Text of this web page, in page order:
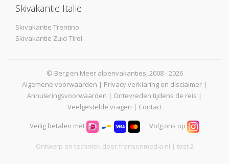
Skivakantie Italie
Skivakantie Trentino
Skivakantie Zuid-Tirol
© Berg en Meer alpenvakanties, 2008 - 2026
Algemene voorwaarden | Privacy verklaring en disclaimer |
Annuleringsvoorwaarden | Ontevreden tijdens de reis |
Veelgestelde vragen | Contact
Veilig betalen met Volg ons op
Ontwerp en techniek door fransenmedia.nl | test 2